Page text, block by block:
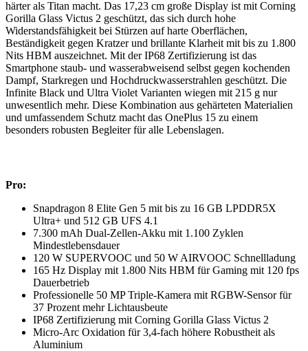
härter als Titan macht. Das 17,23 cm große Display ist mit Corning
Gorilla Glass Victus 2 geschützt, das sich durch hohe
Widerstandsfähigkeit bei Stürzen auf harte Oberflächen,
Beständigkeit gegen Kratzer und brillante Klarheit mit bis zu 1.800
Nits HBM auszeichnet. Mit der IP68 Zertifizierung ist das
Smartphone staub- und wasserabweisend selbst gegen kochenden
Dampf, Starkregen und Hochdruckwasserstrahlen geschützt. Die
Infinite Black und Ultra Violet Varianten wiegen mit 215 g nur
unwesentlich mehr. Diese Kombination aus gehärteten Materialien
und umfassendem Schutz macht das OnePlus 15 zu einem
besonders robusten Begleiter für alle Lebenslagen.
Pro:
Snapdragon 8 Elite Gen 5 mit bis zu 16 GB LPDDR5X
Ultra+ und 512 GB UFS 4.1
7.300 mAh Dual-Zellen-Akku mit 1.100 Zyklen
Mindestlebensdauer
120 W SUPERVOOC und 50 W AIRVOOC Schnellladung
165 Hz Display mit 1.800 Nits HBM für Gaming mit 120 fps
Dauerbetrieb
Professionelle 50 MP Triple-Kamera mit RGBW-Sensor für
37 Prozent mehr Lichtausbeute
IP68 Zertifizierung mit Corning Gorilla Glass Victus 2
Micro-Arc Oxidation für 3,4-fach höhere Robustheit als
Aluminium